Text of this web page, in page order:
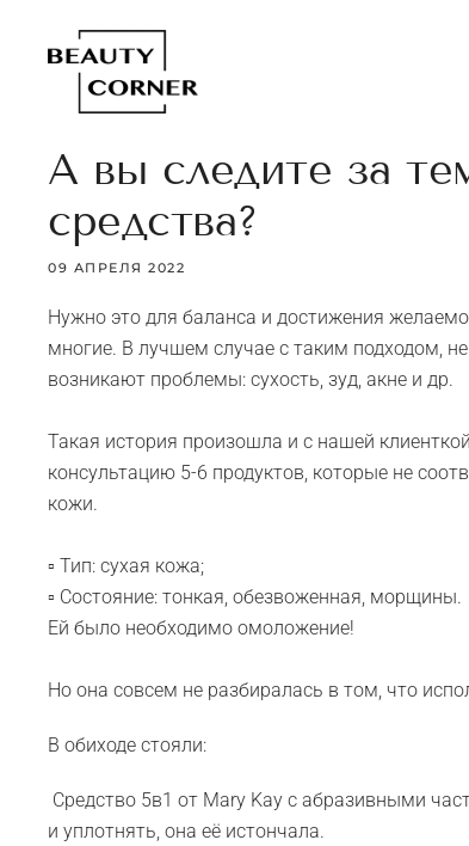
А вы следите за
средства?
09 АПРЕЛЯ 2022
Нужно это для баланса и достижения
многие. В лучшем случае с таким подходом,
возникают проблемы: сухость, зуд, акне и др.
Такая история произошла и с нашей
консультацию 5-6 продуктов, которые не
кожи.
▫️ Тип: сухая кожа;
▫️ Состояние: тонкая, обезвоженная, морщины.
Ей было необходимо омоложение!
Но она совсем не разбиралась в том, что
В обиходе стояли:
Средство 5в1 от Mary Kay с абразивными
и уплотнять, она её истончала.